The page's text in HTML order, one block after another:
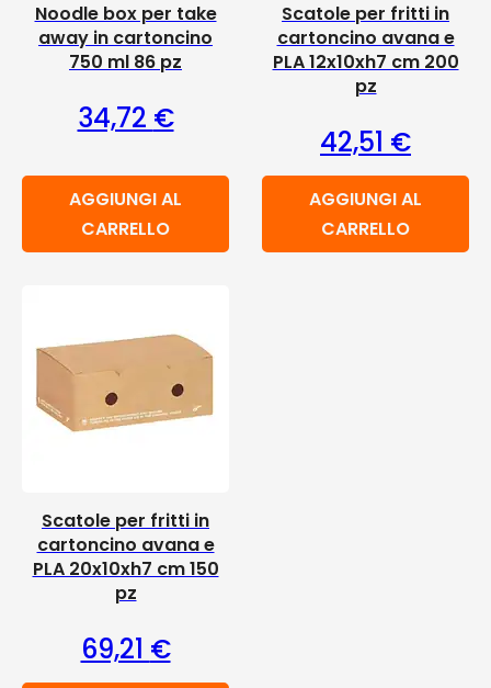
Noodle box per take
away in cartoncino
750 ml 86 pz
34,72 €
AGGIUNGI AL
CARRELLO
Scatole per fritti in
cartoncino avana e
PLA 12x10xh7 cm 200
pz
42,51 €
AGGIUNGI AL
CARRELLO
Scatole per fritti in
cartoncino avana e
PLA 20x10xh7 cm 150
pz
69,21 €